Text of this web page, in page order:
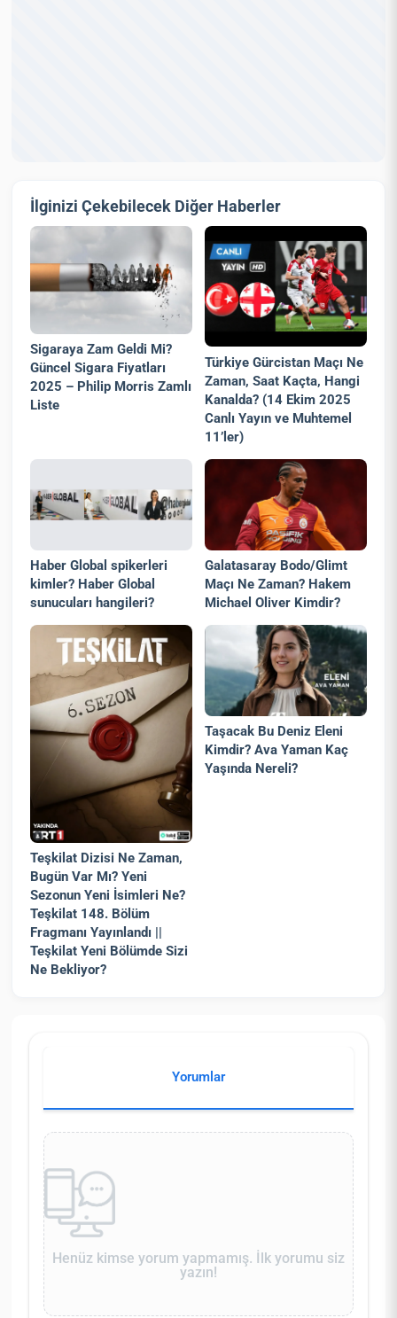
İlginizi Çekebilecek Diğer Haberler
Sigaraya Zam Geldi Mi?
Güncel Sigara Fiyatları
2025 – Philip Morris Zamlı
Liste
Türkiye Gürcistan Maçı Ne
Zaman, Saat Kaçta, Hangi
Kanalda? (14 Ekim 2025
Canlı Yayın ve Muhtemel
11’ler)
Haber Global spikerleri
kimler? Haber Global
sunucuları hangileri?
Galatasaray Bodo/Glimt
Maçı Ne Zaman? Hakem
Michael Oliver Kimdir?
Teşkilat Dizisi Ne Zaman,
Bugün Var Mı? Yeni
Sezonun Yeni İsimleri Ne?
Teşkilat 148. Bölüm
Fragmanı Yayınlandı ||
Teşkilat Yeni Bölümde Sizi
Ne Bekliyor?
Taşacak Bu Deniz Eleni
Kimdir? Ava Yaman Kaç
Yaşında Nereli?
Yorumlar
Henüz kimse yorum yapmamış. İlk yorumu siz
yazın!